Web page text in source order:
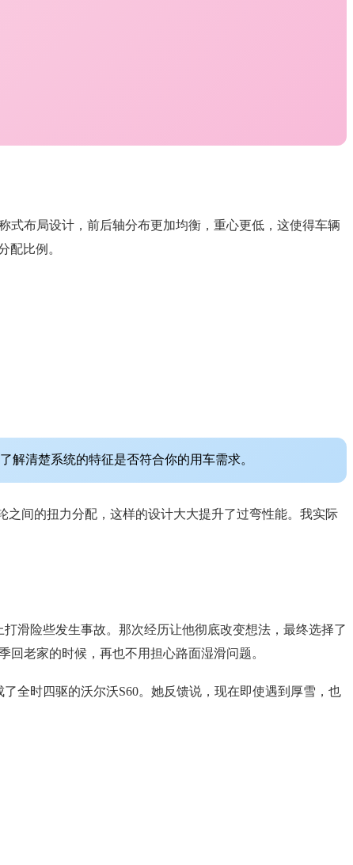
式布局设计，前后轴分布更加均衡，重心更低，这使得车辆
配比例。
清楚系统的特征是否符合你的用车需求。
之间的扭力分配，这样的设计大大提升了过弯性能。我实际
滑险些发生事故。那次经历让他彻底改变想法，最终选择了
回老家的时候，再也不用担心路面湿滑问题。
全时四驱的沃尔沃S60。她反馈说，现在即使遇到厚雪，也